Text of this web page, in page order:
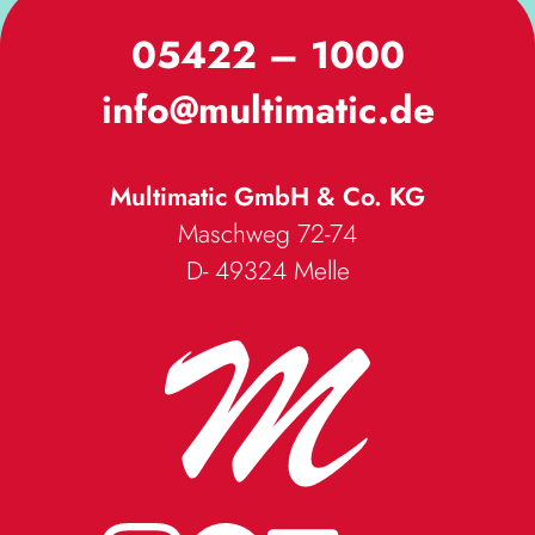
- Servicefreundlich, da die elektrischen und pneumatischen
Steuerelemente
gut erreichbar sind.
- Stabile Gerätekonstruktion / lange Lebensdauer
Rundform
- mit beheizten Manschetten - Schlitzpatschen
WENIGER ANZEIGEN
05422 – 1000
info@multimatic.de
Multimatic GmbH & Co. KG
Maschweg 72-74
D- 49324 Melle